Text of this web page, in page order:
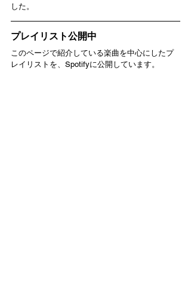
した。
プレイリスト公開中
このページで紹介している楽曲を中心にしたプ
レイリストを、Spotifyに公開しています。